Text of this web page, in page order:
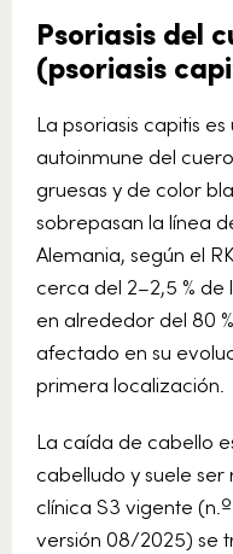
Psoriasis del
(psoriasis
La psoriasis capitis
autoinmune del
gruesas y de color
sobrepasan la línea
Alemania, según el
cerca del 2–2,5 %
en alrededor del 80
afectado en su
primera localización.
La caída de cabello
cabelludo y suele
clínica S3 vigente
versión 08/2025) se